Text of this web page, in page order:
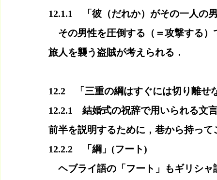
12.1.1　「彼（だれか）がその一人の
その男性を圧倒する（＝攻撃する）
旅人を襲う盗賊が考えられる．
12.2　「三重の綱はすぐには切り離せ
12.2.1　結婚式の祝辞で用いられる文
前半を説明するために，巷から持っ
12.2.2　「綱」(フート)
ヘブライ語の「フート」もギリシャ